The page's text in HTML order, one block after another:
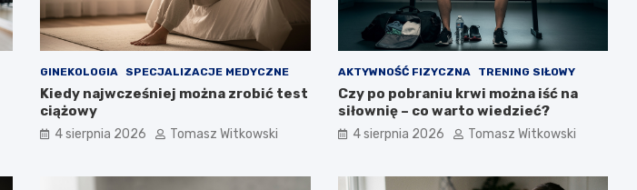
GINEKOLOGIA SPECJALIZACJE MEDYCZNE
Kiedy najwcześniej można zrobić test
ciążowy
4 sierpnia 2026 Tomasz Witkowski
AKTYWNOŚĆ FIZYCZNA TRENING SIŁOWY
Czy po pobraniu krwi można iść na
siłownię – co warto wiedzieć?
4 sierpnia 2026 Tomasz Witkowski